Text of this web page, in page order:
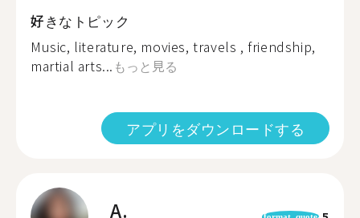
好きなトピック
Music, literature, movies, travels , friendship,
martial arts... もっと見る
アプリをダウンロードする
A. format_quote